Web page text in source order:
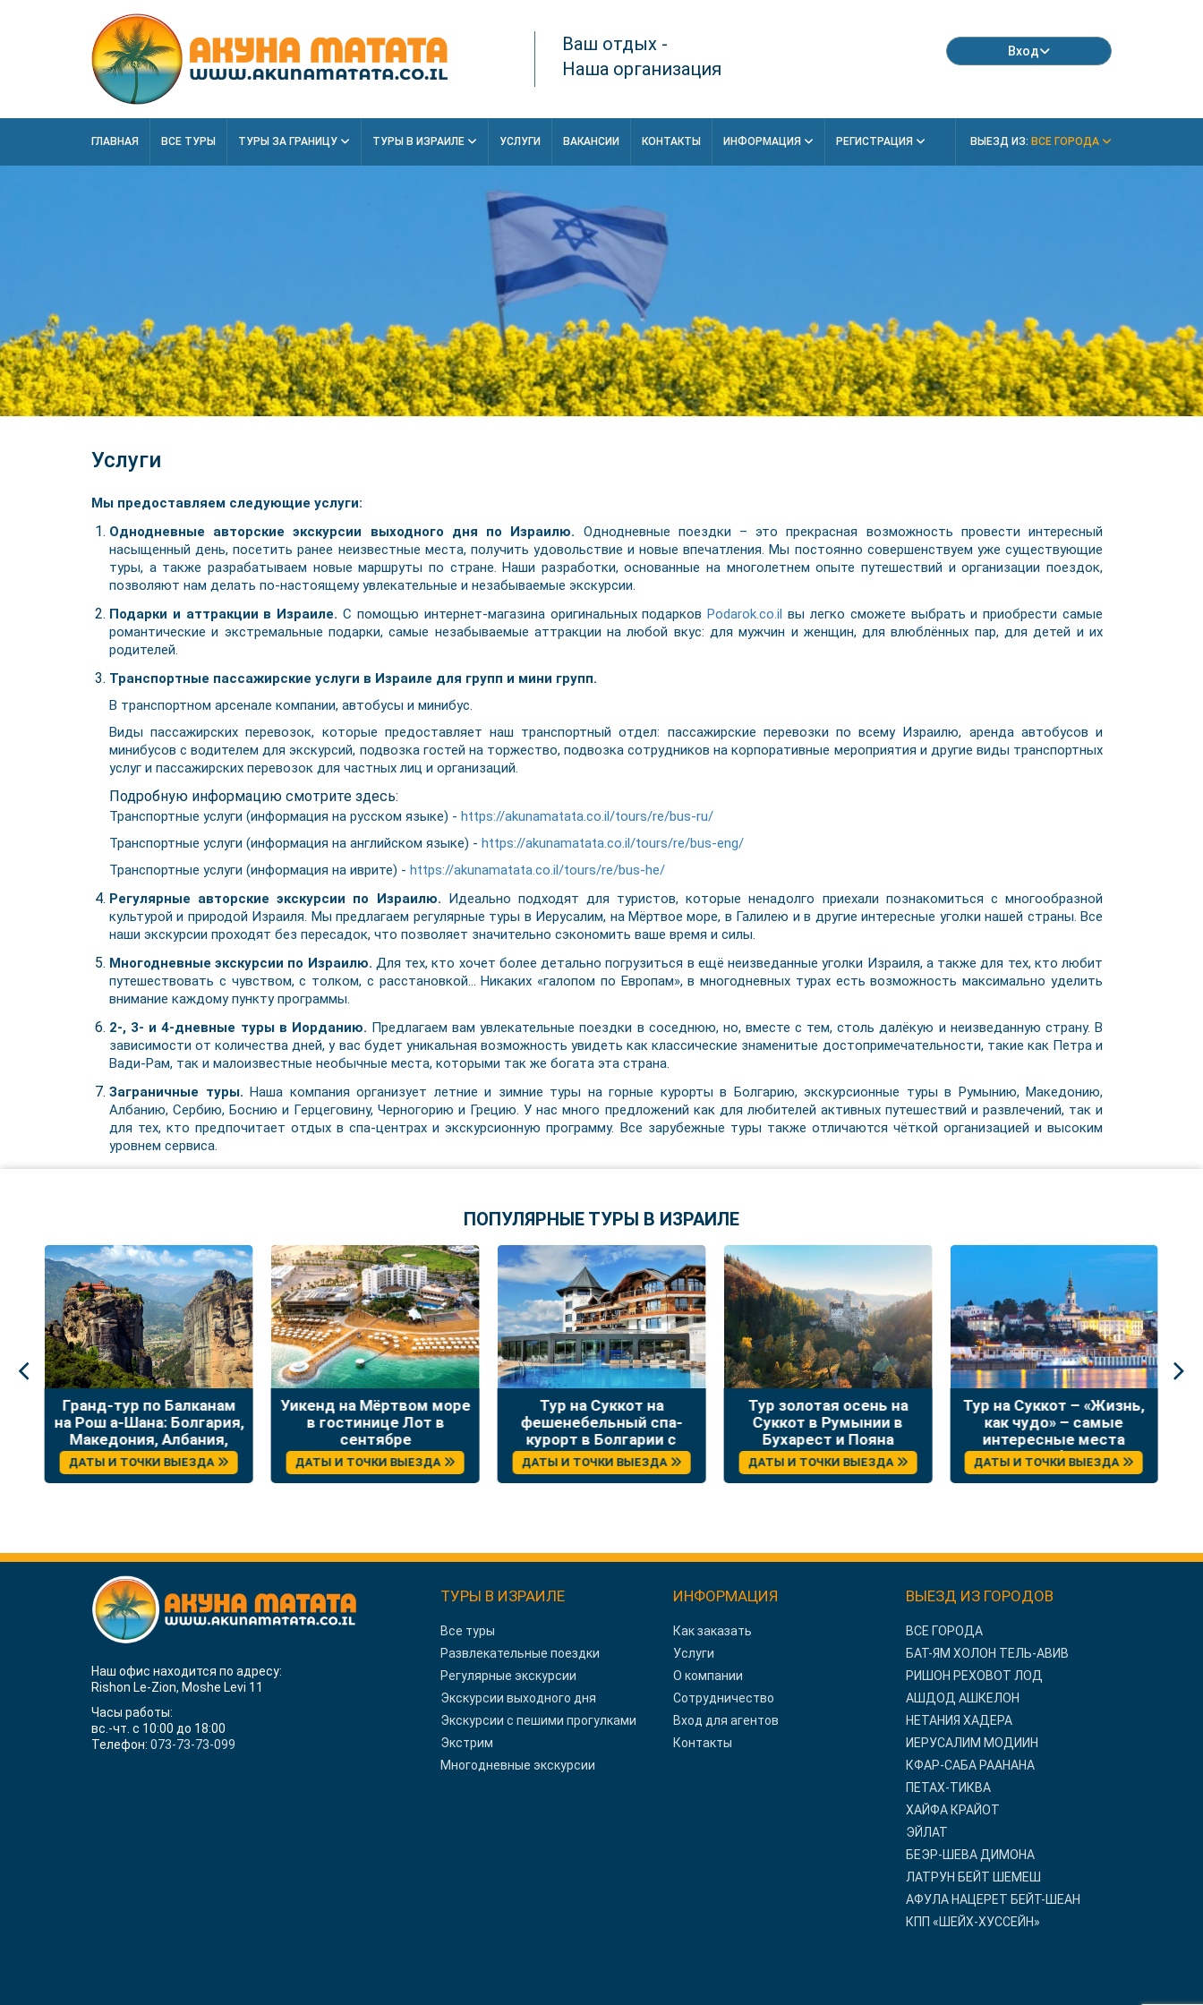
Ваш отдых -
Наша организация
Вход
ГЛАВНАЯ ВСЕ ТУРЫ ТУРЫ ЗА ГРАНИЦУ ТУРЫ В ИЗРАИЛЕ УСЛУГИ ВАКАНСИИ КОНТАКТЫ ИНФОРМАЦИЯ РЕГИСТРАЦИЯ ВЫЕЗД ИЗ: ВСЕ ГОРОДА
Услуги
Мы предоставляем следующие услуги:
Однодневные авторские экскурсии выходного дня по Израилю. Однодневные поездки – это прекрасная возможность провести интересный
насыщенный день, посетить ранее неизвестные места, получить удовольствие и новые впечатления. Мы постоянно совершенствуем уже существующие
туры, а также разрабатываем новые маршруты по стране. Наши разработки, основанные на многолетнем опыте путешествий и организации поездок,
позволяют нам делать по-настоящему увлекательные и незабываемые экскурсии.
Подарки и аттракции в Израиле. С помощью интернет-магазина оригинальных подарковPodarok.co.il вы легко сможете выбрать и приобрести самые
романтические и экстремальные подарки, самые незабываемые аттракции на любой вкус: для мужчин и женщин, для влюблённых пар, для детей и их
родителей.
Транспортные пассажирские услуги в Израиле для групп и мини групп.
В транспортном арсенале компании, автобусы и минибус.
Виды пассажирских перевозок, которые предоставляет наш транспортный отдел: пассажирские перевозки по всему Израилю, аренда автобусов и
минибусов с водителем для экскурсий, подвозка гостей на торжество, подвозка сотрудников на корпоративные мероприятия и другие виды транспортных
услуг и пассажирских перевозок для частных лиц и организаций.
Подробную информацию смотрите здесь:
Транспортные услуги (информация на русском языке) - https://akunamatata.co.il/tours/re/bus-ru/
Транспортные услуги (информация на английском языке) - https://akunamatata.co.il/tours/re/bus-eng/
Транспортные услуги (информация на иврите) - https://akunamatata.co.il/tours/re/bus-he/
Регулярные авторские экскурсии по Израилю. Идеально подходят для туристов, которые ненадолго приехали познакомиться с многообразной
культурой и природой Израиля. Мы предлагаем регулярные туры в Иерусалим, на Мёртвое море, в Галилею и в другие интересные уголки нашей страны. Все
наши экскурсии проходят без пересадок, что позволяет значительно сэкономить ваше время и силы.
Многодневные экскурсии по Израилю. Для тех, кто хочет более детально погрузиться в ещё неизведанные уголки Израиля, а также для тех, кто любит
путешествовать с чувством, с толком, с расстановкой… Никаких «галопом по Европам», в многодневных турах есть возможность максимально уделить
внимание каждому пункту программы.
2-, 3- и 4-дневные туры в Иорданию. Предлагаем вам увлекательные поездки в соседнюю, но, вместе с тем, столь далёкую и неизведанную страну. В
зависимости от количества дней, у вас будет уникальная возможность увидеть как классические знаменитые достопримечательности, такие как Петра и
Вади-Рам, так и малоизвестные необычные места, которыми так же богата эта страна.
Заграничные туры. Наша компания организует летние и зимние туры на горные курорты в Болгарию, экскурсионные туры в Румынию, Македонию,
Албанию, Сербию, Боснию и Герцеговину, Черногорию и Грецию. У нас много предложений как для любителей активных путешествий и развлечений, так и
для тех, кто предпочитает отдых в спа-центрах и экскурсионную программу. Все зарубежные туры также отличаются чёткой организацией и высоким
уровнем сервиса.
ПОПУЛЯРНЫЕ ТУРЫ В ИЗРАИЛЕ
Гранд-тур по Балканам
на Рош а-Шана: Болгария,
Македония, Албания,
Греция
ДАТЫ И ТОЧКИ ВЫЕЗДА
Уикенд на Мёртвом море
в гостинице Лот в
сентябре
ДАТЫ И ТОЧКИ ВЫЕЗДА
Тур на Суккот на
фешенебельный спа-
курорт в Болгарии с
отдыхом и экскурсиями
ДАТЫ И ТОЧКИ ВЫЕЗДА
Тур золотая осень на
Суккот в Румынии в
Бухарест и Пояна
Брашов
ДАТЫ И ТОЧКИ ВЫЕЗДА
Тур на Суккот – «Жизнь,
как чудо» – самые
интересные места
Сербии
ДАТЫ И ТОЧКИ ВЫЕЗДА
Наш офис находится по адресу:
Rishon Le-Zion, Moshe Levi 11
Часы работы:
вс.-чт. с 10:00 до 18:00
Телефон: 073-73-73-099
ТУРЫ В ИЗРАИЛЕ
Все туры
Развлекательные поездки
Регулярные экскурсии
Экскурсии выходного дня
Экскурсии с пешими прогулками
Экстрим
Многодневные экскурсии
ИНФОРМАЦИЯ
Как заказать
Услуги
О компании
Сотрудничество
Вход для агентов
Контакты
ВЫЕЗД ИЗ ГОРОДОВ
ВСЕ ГОРОДА
БАТ-ЯМ ХОЛОН ТЕЛЬ-АВИВ
РИШОН РЕХОВОТ ЛОД
АШДОД АШКЕЛОН
НЕТАНИЯ ХАДЕРА
ИЕРУСАЛИМ МОДИИН
КФАР-САБА РААНАНА
ПЕТАХ-ТИКВА
ХАЙФА КРАЙОТ
ЭЙЛАТ
БЕЭР-ШЕВА ДИМОНА
ЛАТРУН БЕЙТ ШЕМЕШ
АФУЛА НАЦЕРЕТ БЕЙТ-ШЕАН
КПП «ШЕЙХ-ХУССЕЙН»